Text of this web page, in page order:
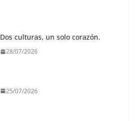
Dos culturas, un solo corazón.
28/07/2026
25/07/2026